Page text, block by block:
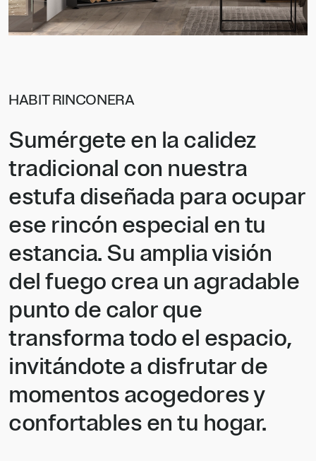
HABIT RINCONERA
Sumérgete en la calidez
tradicional con nuestra
estufa diseñada para ocupar
ese rincón especial en tu
estancia. Su amplia visión
del fuego crea un agradable
punto de calor que
transforma todo el espacio,
invitándote a disfrutar de
momentos acogedores y
confortables en tu hogar.